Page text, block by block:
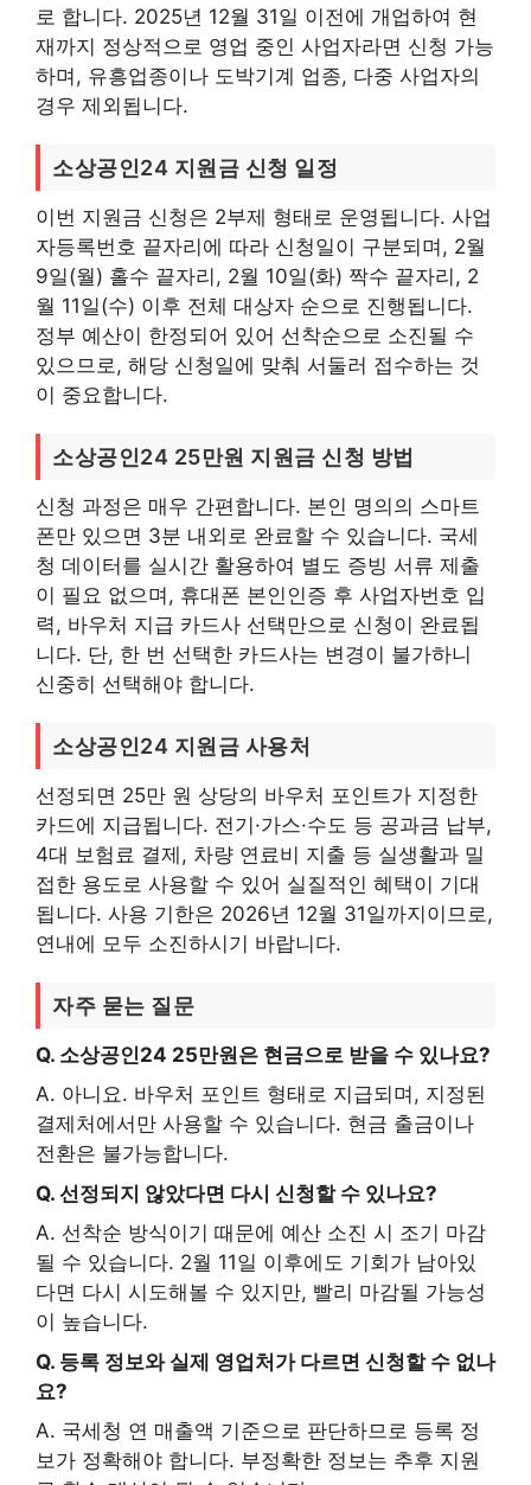
로 합니다. 2025년 12월 31일 이전에 개업하여 현
재까지 정상적으로 영업 중인 사업자라면 신청 가능
하며, 유흥업종이나 도박기계 업종, 다중 사업자의
경우 제외됩니다.
소상공인24 지원금 신청 일정
이번 지원금 신청은 2부제 형태로 운영됩니다. 사업
자등록번호 끝자리에 따라 신청일이 구분되며, 2월
9일(월) 홀수 끝자리, 2월 10일(화) 짝수 끝자리, 2
월 11일(수) 이후 전체 대상자 순으로 진행됩니다.
정부 예산이 한정되어 있어 선착순으로 소진될 수
있으므로, 해당 신청일에 맞춰 서둘러 접수하는 것
이 중요합니다.
소상공인24 25만원 지원금 신청 방법
신청 과정은 매우 간편합니다. 본인 명의의 스마트
폰만 있으면 3분 내외로 완료할 수 있습니다. 국세
청 데이터를 실시간 활용하여 별도 증빙 서류 제출
이 필요 없으며, 휴대폰 본인인증 후 사업자번호 입
력, 바우처 지급 카드사 선택만으로 신청이 완료됩
니다. 단, 한 번 선택한 카드사는 변경이 불가하니
신중히 선택해야 합니다.
소상공인24 지원금 사용처
선정되면 25만 원 상당의 바우처 포인트가 지정한
카드에 지급됩니다. 전기·가스·수도 등 공과금 납부,
4대 보험료 결제, 차량 연료비 지출 등 실생활과 밀
접한 용도로 사용할 수 있어 실질적인 혜택이 기대
됩니다. 사용 기한은 2026년 12월 31일까지이므로,
연내에 모두 소진하시기 바랍니다.
자주 묻는 질문
Q. 소상공인24 25만원은 현금으로 받을 수 있나요?
A. 아니요. 바우처 포인트 형태로 지급되며, 지정된
결제처에서만 사용할 수 있습니다. 현금 출금이나
전환은 불가능합니다.
Q. 선정되지 않았다면 다시 신청할 수 있나요?
A. 선착순 방식이기 때문에 예산 소진 시 조기 마감
될 수 있습니다. 2월 11일 이후에도 기회가 남아있
다면 다시 시도해볼 수 있지만, 빨리 마감될 가능성
이 높습니다.
Q. 등록 정보와 실제 영업처가 다르면 신청할 수 없나
요?
A. 국세청 연 매출액 기준으로 판단하므로 등록 정
보가 정확해야 합니다. 부정확한 정보는 추후 지원